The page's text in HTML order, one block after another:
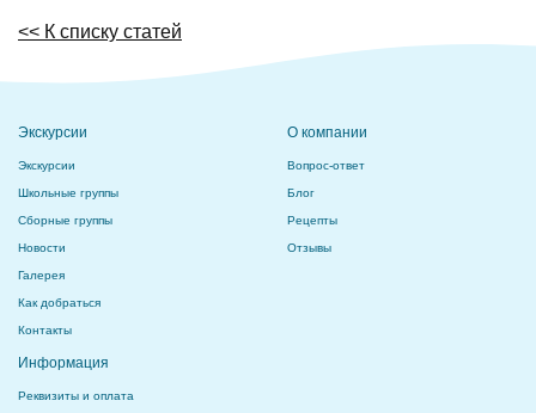
<< К списку статей
Экскурсии
Экскурсии
Школьные группы
Сборные группы
Новости
Галерея
Как добраться
Контакты
О компании
Вопрос-ответ
Блог
Рецепты
Отзывы
Информация
Реквизиты и оплата